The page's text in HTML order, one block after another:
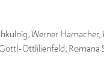
Werner
Ottlilienfeld,